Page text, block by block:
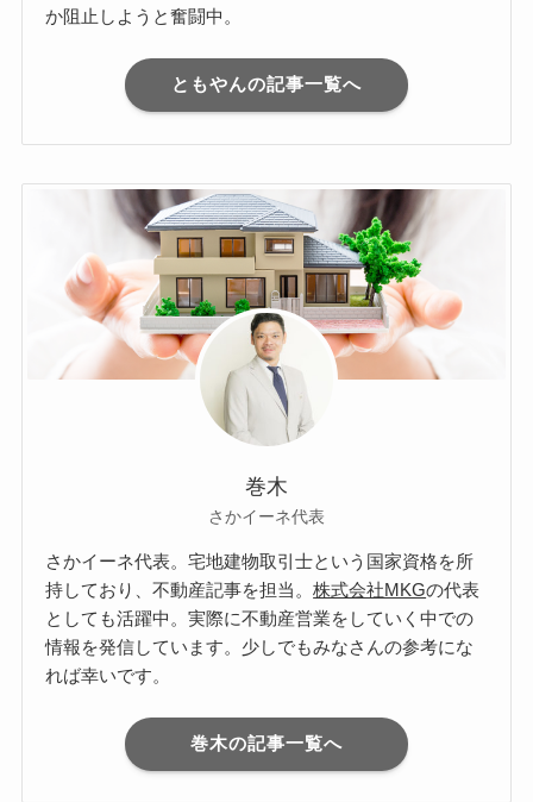
か阻止しようと奮闘中。
ともやんの記事一覧へ
巻木
さかイーネ代表
さかイーネ代表。宅地建物取引士という国家資格を所
持しており、不動産記事を担当。株式会社MKGの代表
としても活躍中。実際に不動産営業をしていく中での
情報を発信しています。少しでもみなさんの参考にな
れば幸いです。
巻木の記事一覧へ